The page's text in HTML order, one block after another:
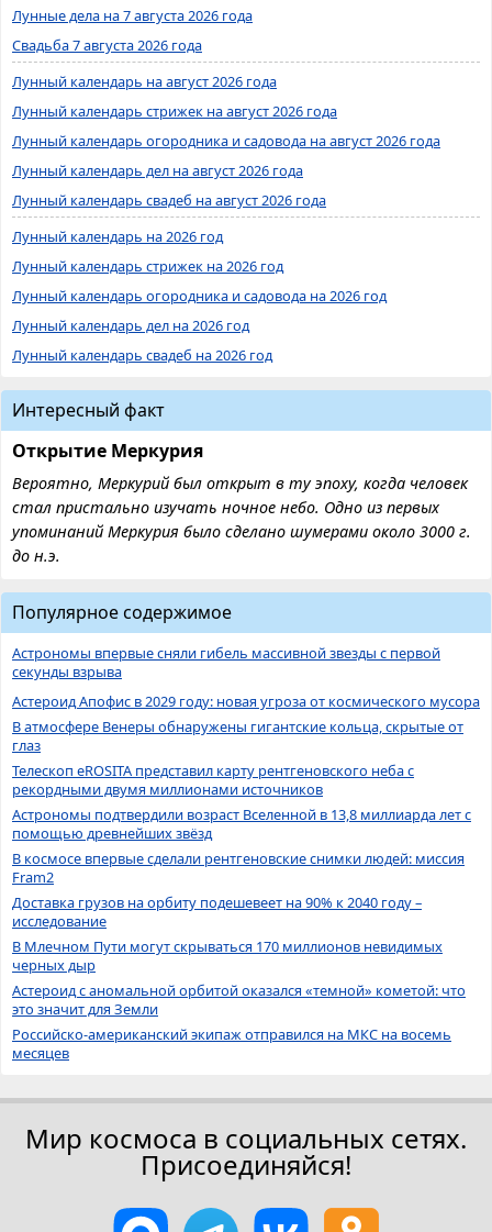
Лунные дела на 7 августа 2026 года
Свадьба 7 августа 2026 года
Лунный календарь на август 2026 года
Лунный календарь стрижек на август 2026 года
Лунный календарь огородника и садовода на август 2026 года
Лунный календарь дел на август 2026 года
Лунный календарь свадеб на август 2026 года
Лунный календарь на 2026 год
Лунный календарь стрижек на 2026 год
Лунный календарь огородника и садовода на 2026 год
Лунный календарь дел на 2026 год
Лунный календарь свадеб на 2026 год
Интересный факт
Открытие Меркурия
Вероятно, Меркурий был открыт в ту эпоху, когда человек
стал пристально изучать ночное небо. Одно из первых
упоминаний Меркурия было сделано шумерами около 3000 г.
до н.э.
Популярное содержимое
Астрономы впервые сняли гибель массивной звезды с первой
секунды взрыва
Астероид Апофис в 2029 году: новая угроза от космического мусора
В атмосфере Венеры обнаружены гигантские кольца, скрытые от
глаз
Телескоп eROSITA представил карту рентгеновского неба с
рекордными двумя миллионами источников
Астрономы подтвердили возраст Вселенной в 13,8 миллиарда лет с
помощью древнейших звёзд
В космосе впервые сделали рентгеновские снимки людей: миссия
Fram2
Доставка грузов на орбиту подешевеет на 90% к 2040 году –
исследование
В Млечном Пути могут скрываться 170 миллионов невидимых
черных дыр
Астероид с аномальной орбитой оказался «темной» кометой: что
это значит для Земли
Российско-американский экипаж отправился на МКС на восемь
месяцев
Мир космоса в социальных сетях.
Присоединяйся!